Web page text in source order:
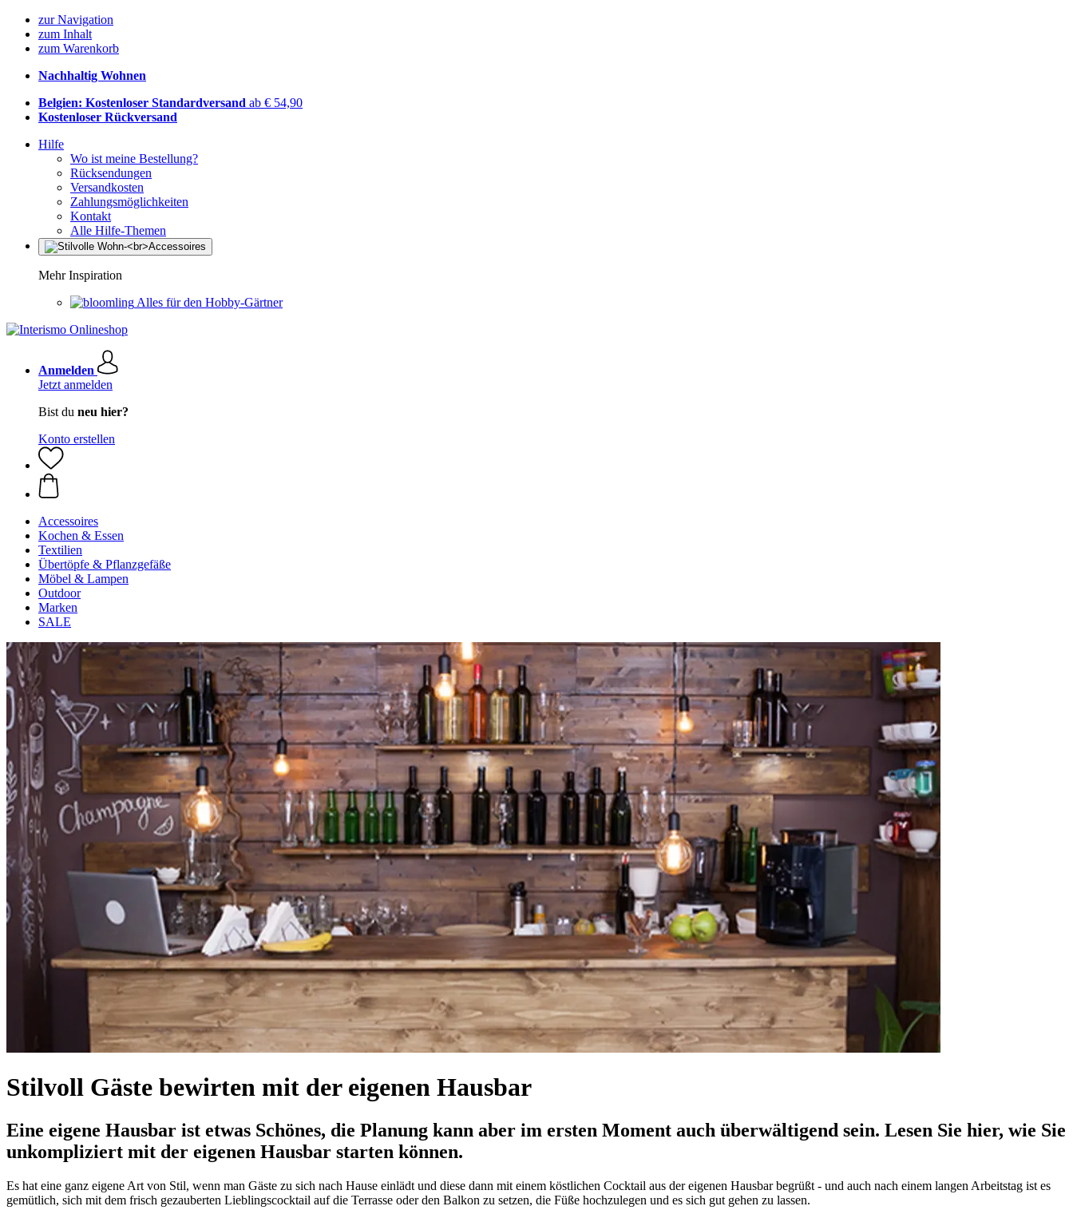
zur Navigation
zum Inhalt
zum Warenkorb
Nachhaltig Wohnen
Belgien: Kostenloser Standardversand ab € 54,90
Kostenloser Rückversand
Hilfe
Wo ist meine Bestellung?
Rücksendungen
Versandkosten
Zahlungsmöglichkeiten
Kontakt
Alle Hilfe-Themen
Mehr Inspiration
Alles für den Hobby-Gärtner
Anmelden
Jetzt anmelden
Bist du neu hier?
Konto erstellen
Accessoires
Kochen & Essen
Textilien
Übertöpfe & Pflanzgefäße
Möbel & Lampen
Outdoor
Marken
SALE
Stilvoll Gäste bewirten mit der eigenen Hausbar
Eine eigene Hausbar ist etwas Schönes, die Planung kann aber im ersten Moment auch überwältigend sein. Lesen Sie hier, wie Sie
unkompliziert mit der eigenen Hausbar starten können.
Es hat eine ganz eigene Art von Stil, wenn man Gäste zu sich nach Hause einlädt und diese dann mit einem köstlichen Cocktail aus der eigenen Hausbar begrüßt - und auch nach einem langen Arbeitstag ist es
gemütlich, sich mit dem frisch gezauberten Lieblingscocktail auf die Terrasse oder den Balkon zu setzen, die Füße hochzulegen und es sich gut gehen zu lassen.